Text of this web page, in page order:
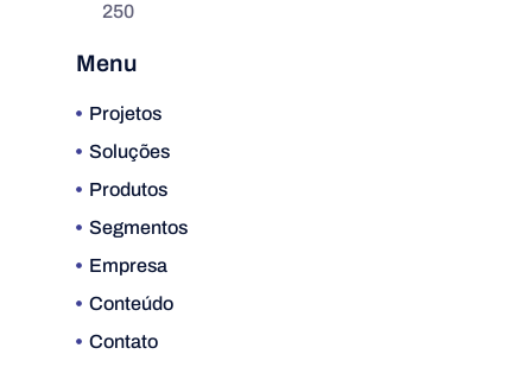
Menu
Projetos
Soluções
Produtos
Segmentos
Empresa
Conteúdo
Contato
250